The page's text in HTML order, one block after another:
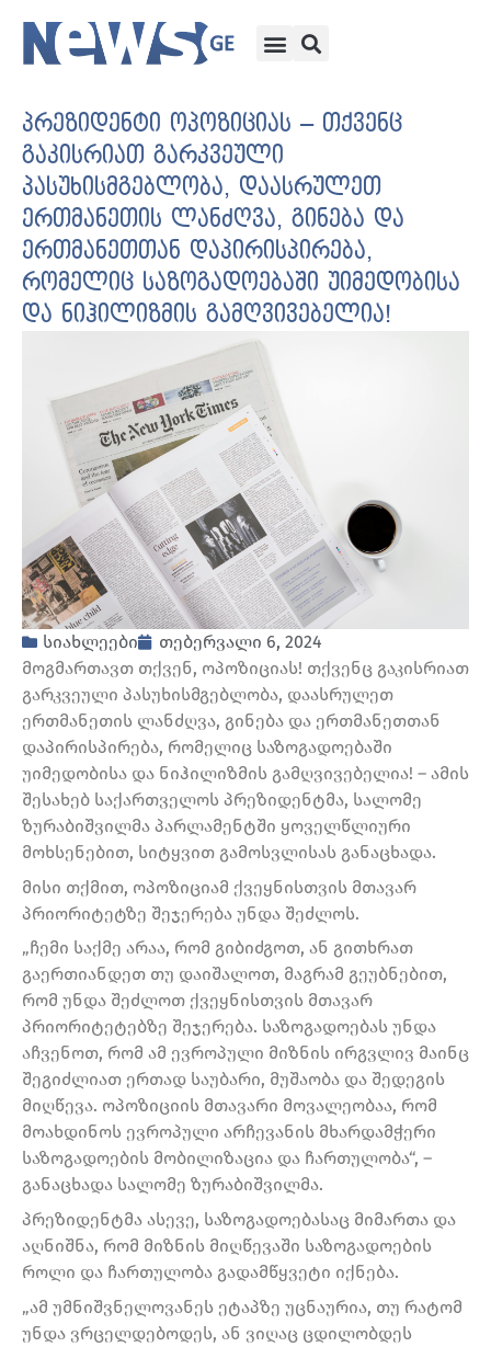
პრეზიდენტი ოპოზიციას – თქვენც
გაკისრიათ გარკვეული
პასუხისმგებლობა, დაასრულეთ
ერთმანეთის ლანძღვა, გინება და
ერთმანეთთან დაპირისპირება,
რომელიც საზოგადოებაში უიმედობისა
და ნიჰილიზმის გამღვივებელია!
სიახლეები
თებერვალი 6, 2024
მოგმართავთ თქვენ, ოპოზიციას! თქვენც გაკისრიათ
გარკვეული პასუხისმგებლობა, დაასრულეთ
ერთმანეთის ლანძღვა, გინება და ერთმანეთთან
დაპირისპირება, რომელიც საზოგადოებაში
უიმედობისა და ნიჰილიზმის გამღვივებელია! – ამის
შესახებ საქართველოს პრეზიდენტმა, სალომე
ზურაბიშვილმა პარლამენტში ყოველწლიური
მოხსენებით, სიტყვით გამოსვლისას განაცხადა.
მისი თქმით, ოპოზიციამ ქვეყნისთვის მთავარ
პრიორიტეტზე შეჯერება უნდა შეძლოს.
„ჩემი საქმე არაა, რომ გიბიძგოთ, ან გითხრათ
გაერთიანდეთ თუ დაიშალოთ, მაგრამ გეუბნებით,
რომ უნდა შეძლოთ ქვეყნისთვის მთავარ
პრიორიტეტებზე შეჯერება. საზოგადოებას უნდა
აჩვენოთ, რომ ამ ევროპული მიზნის ირგვლივ მაინც
შეგიძლიათ ერთად საუბარი, მუშაობა და შედეგის
მიღწევა. ოპოზიციის მთავარი მოვალეობაა, რომ
მოახდინოს ევროპული არჩევანის მხარდამჭერი
საზოგადოების მობილიზაცია და ჩართულობა“, –
განაცხადა სალომე ზურაბიშვილმა.
პრეზიდენტმა ასევე, საზოგადოებასაც მიმართა და
აღნიშნა, რომ მიზნის მიღწევაში საზოგადოების
როლი და ჩართულობა გადამწყვეტი იქნება.
„ამ უმნიშვნელოვანეს ეტაპზე უცნაურია, თუ რატომ
უნდა ვრცელდებოდეს, ან ვიღაც ცდილობდეს